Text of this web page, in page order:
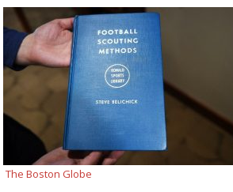
The Boston Globe